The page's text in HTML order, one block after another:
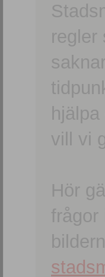
regler
vill vi
Hör
frågor